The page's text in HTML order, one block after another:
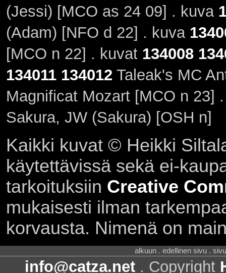
(Jessi) [MCO as 24 09] . kuva
(Adam) [NFO d 22] . kuva
[MCO n 22] . kuvat 134008
134011 134012 Taleak's MC
Magnificat Mozart [MCO n 23]
Sakura, JW (Sakura) [OSH n]
Kaikki kuvat © Heikki
käytettävissä sekä ei-
tarkoituksiin Creative
mukaisesti ilman
korvausta. Nimenä on
alkuun . edellinen sivu .
info@catza.net . Copyright